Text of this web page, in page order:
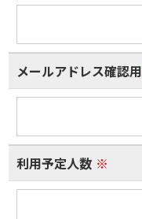
メールアドレス確認用
利用予定人数 ※